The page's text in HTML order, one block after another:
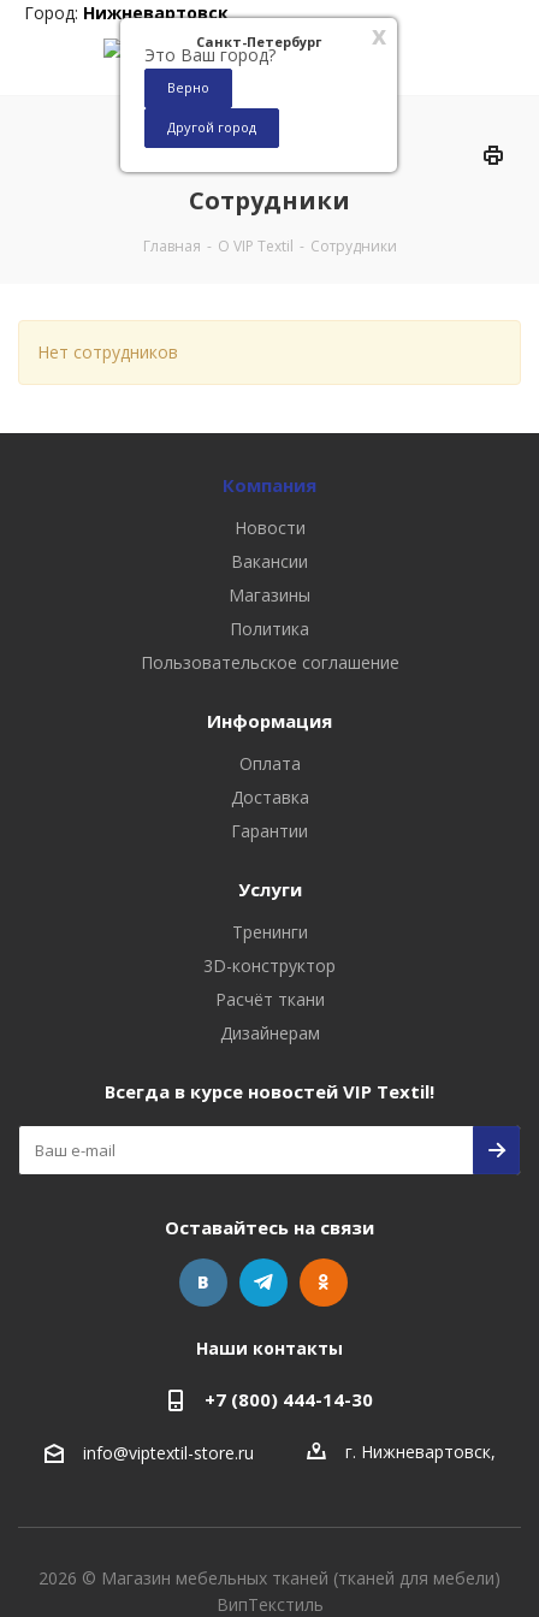
x
Санкт-Петербург
Это Ваш город?
Верно
Другой город
Город: Нижневартовск
Сотрудники
Главная - О VIP Textil - Сотрудники
Нет сотрудников
Компания
Новости
Вакансии
Магазины
Политика
Пользовательское соглашение
Информация
Оплата
Доставка
Гарантии
Услуги
Тренинги
3D-конструктор
Расчёт ткани
Дизайнерам
Всегда в курсе новостей VIP Textil!
Оставайтесь на связи
Наши контакты
+7 (800) 444-14-30
info@viptextil-store.ru г. Нижневартовск,
2026 © Магазин мебельных тканей (тканей для мебели)
ВипТекстиль